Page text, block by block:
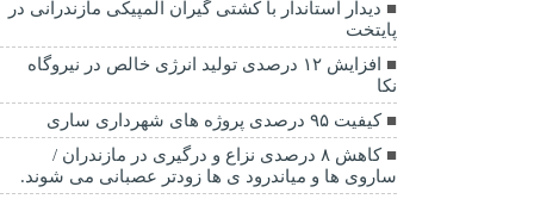
دیدار استاندار با کشتی گیران المپیکی مازندرانی در
پایتخت
افزایش ۱۲ درصدی تولید انرژی خالص در نیروگاه
نکا
کیفیت ۹۵ درصدی پروژه های شهرداری ساری
کاهش ۸ درصدی نزاع و درگیری در مازندران /
ساروی ها و میاندرود ی ها زودتر عصبانی می شوند.